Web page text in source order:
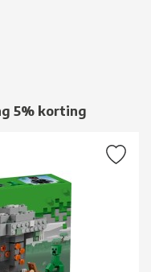
5% korting